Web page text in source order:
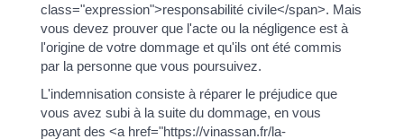
class="expression">responsabilité civile</span>. Mais
vous devez prouver que l'acte ou la négligence est à
l'origine de votre dommage et qu'ils ont été commis
par la personne que vous poursuivez.
L'indemnisation consiste à réparer le préjudice que
vous avez subi à la suite du dommage, en vous
payant des <a href="https://vinassan.fr/la-